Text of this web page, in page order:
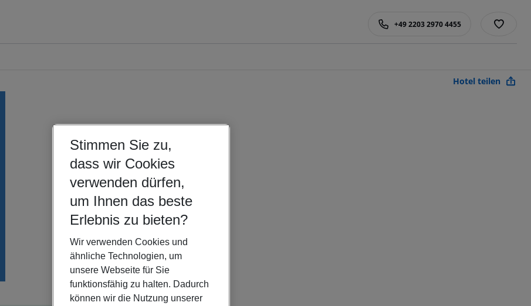
+49 2203 2970 4455
Hotel teilen
Stimmen Sie zu,
dass wir Cookies
verwenden dürfen,
um Ihnen das beste
Erlebnis zu bieten?
Wir verwenden Cookies und
ähnliche Technologien, um
unsere Webseite für Sie
funktionsfähig zu halten. Dadurch
können wir die Nutzung unserer